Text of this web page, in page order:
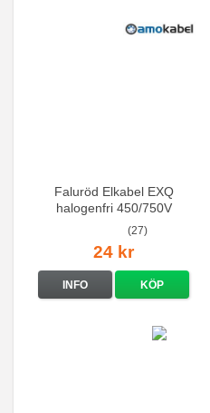
Faluröd Elkabel EXQ
halogenfri 450/750V
(27)
24 kr
INFO KÖP